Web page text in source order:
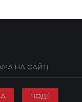
НА САЙТІ
ПОДІЇ